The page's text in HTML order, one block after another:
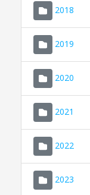
2018
2019
2020
2021
2022
2023